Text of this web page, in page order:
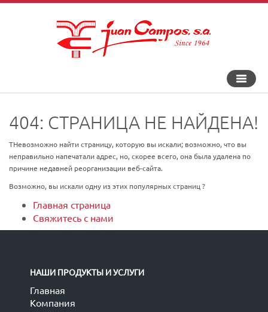
404: СТРАНИЦА НЕ НАЙДЕНА!
TНевозможно найти страницу, которую вы искали; возможно, что вы
неправильно напечатали адрес, но, скорее всего, она была удалена по
причине недавней реорганизации веб-сайта.
Возможно, вы искали одну из этих популярных страниц ?
Главная страница
Свяжитесь с нами
НАШИ ПРОДУКТЫ И УСЛУГИ
Главная
Компания